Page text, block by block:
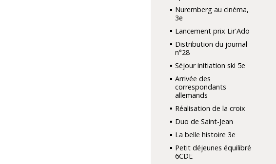
Nuremberg au cinéma,
3e
Lancement prix Lir'Ado
Distribution du journal
n°28
Séjour initiation ski 5e
Arrivée des
correspondants
allemands
Réalisation de la croix
Duo de Saint-Jean
La belle histoire 3e
Petit déjeunes équilibré
6CDE